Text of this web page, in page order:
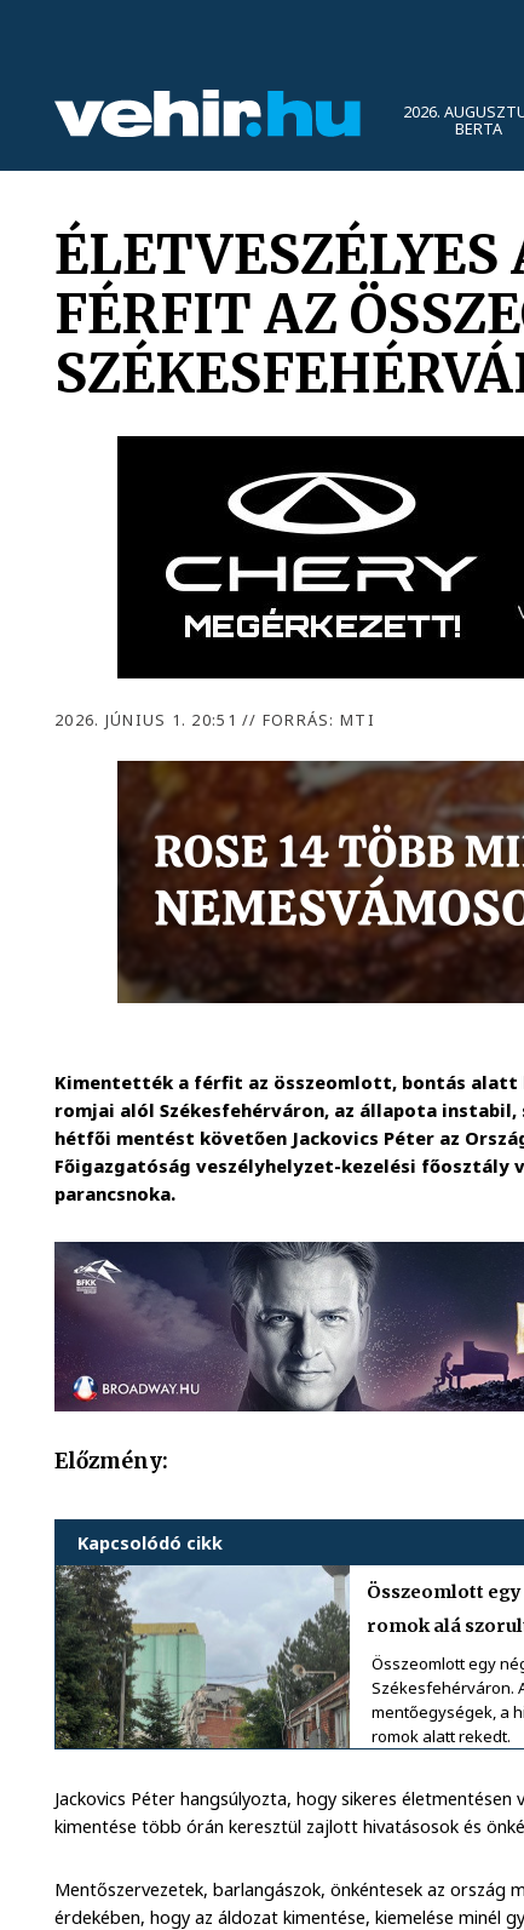
2026.
BERTA
FÉRFIT AZ
2026. JÚNIUS 1. 20:51// FORRÁS: MTI
Kimentették a férfit az összeomlott, bontás alatt
romjai alól Székesfehérváron, az állapota
hétfői mentést követően Jackovics Péter az
Főigazgatóság veszélyhelyzet-kezelési főosztály
parancsnoka.
Előzmény:
Kapcsolódó cikk
Összeomlott
romok alá
Összeomlott egy
Székesfehérváron.
mentőegységek, a
romok alatt rekedt.
Jackovics Péter hangsúlyozta, hogy sikeres
kimentése több órán keresztül zajlott hivatásosok és
Mentőszervezetek, barlangászok, önkéntesek az ország
érdekében, hogy az áldozat kimentése, kiemelése minél